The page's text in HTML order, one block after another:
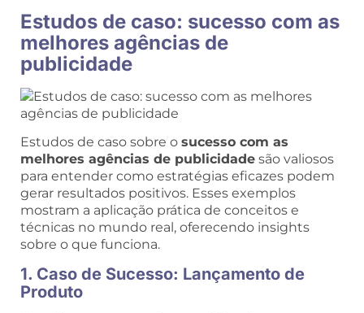
Estudos de caso: sucesso com as
melhores agências de
publicidade
Estudos de caso sobre o sucesso com as
melhores agências de publicidade são valiosos
para entender como estratégias eficazes podem
gerar resultados positivos. Esses exemplos
mostram a aplicação prática de conceitos e
técnicas no mundo real, oferecendo insights
sobre o que funciona.
1. Caso de Sucesso: Lançamento de
Produto